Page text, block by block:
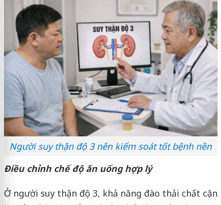
Người suy thận độ 3 nên kiểm soát tốt bệnh nền
Điều chỉnh chế độ ăn uống hợp lý
Ở người suy thận độ 3, khả năng đào thải chất cặn